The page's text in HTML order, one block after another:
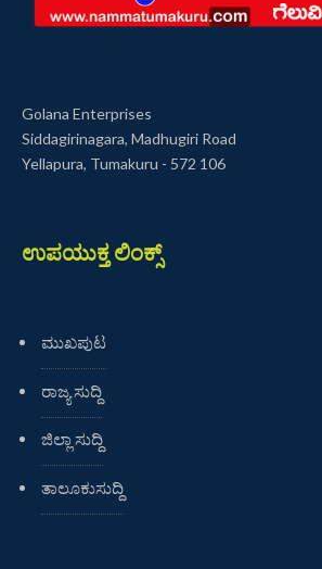
Golana Enterprises
Siddagirinagara, Madhugiri Road
Yellapura, Tumakuru - 572 106
ಉಪಯುಕ್ತ ಲಿಂಕ್ಸ್
ಮುಖಪುಟ
ರಾಜ್ಯ ಸುದ್ದಿ
ಜಿಲ್ಲಾ ಸುದ್ದಿ
ತಾಲೂಕುಸುದ್ದಿ